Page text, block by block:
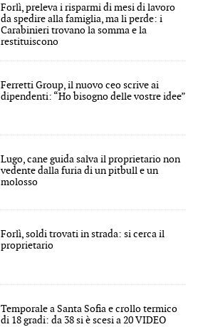
Forlì, preleva i risparmi di mesi di lavoro
da spedire alla famiglia, ma li perde: i
Carabinieri trovano la somma e la
restituiscono
Ferretti Group, il nuovo ceo scrive ai
dipendenti: “Ho bisogno delle vostre idee”
Lugo, cane guida salva il proprietario non
vedente dalla furia di un pitbull e un
molosso
Forlì, soldi trovati in strada: si cerca il
proprietario
Temporale a Santa Sofia e crollo termico
di 18 gradi: da 38 si è scesi a 20 VIDEO